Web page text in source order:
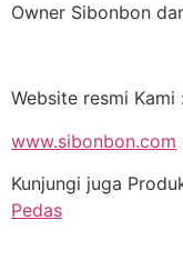
Owner Sibonbon
Website resmi Kami :
www.sibonbon.com
Kunjungi juga
Pedas